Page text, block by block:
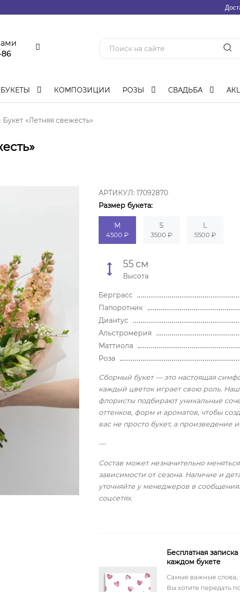
86
БУКЕТЫ КОМПОЗИЦИИ РОЗЫ СВАДЬБА
«Летняя свежесть»
АРТИКУЛ: 17092870
Размер букета:
M
4500 ₽
S
3500 ₽
L
5500 ₽
55 см
Высота
Берграсс
Папоротник
Диантус
Альстромерия
Маттиола
Роза
Сборный букет — это настоящая
каждый цветок играет свою роль.
флористы подбирают уникальные
оттенков, форм и ароматов, чтобы
вас не просто букет, а произведение
---
Состав может незначительно
зависимости от сезона. Наличие и
уточняйте у менеджеров в
соцсетях.
Бесплатная записка
каждом букете
Самые важные слова,
Вы хотите передать